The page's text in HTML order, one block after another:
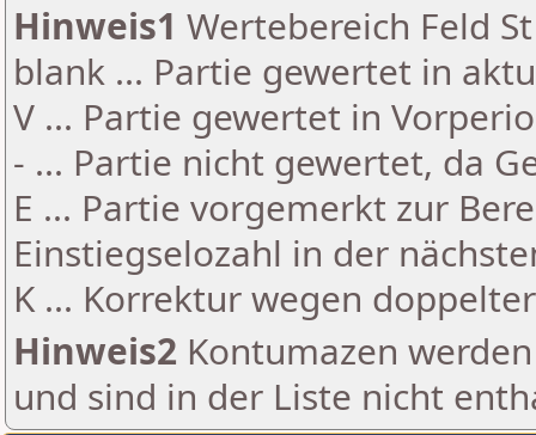
Hinweis1 Wertebereich Feld
blank ... Partie gewertet in
V ... Partie gewertet in
- ... Partie nicht gewertet, da
E ... Partie vorgemerkt zur
Einstiegselozahl in der
K ... Korrektur wegen
Hinweis2 Kontumazen
und sind in der Liste nicht